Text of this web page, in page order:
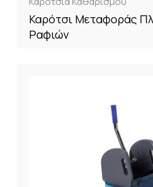
Καρότσι Μεταφοράς
Ραφιών